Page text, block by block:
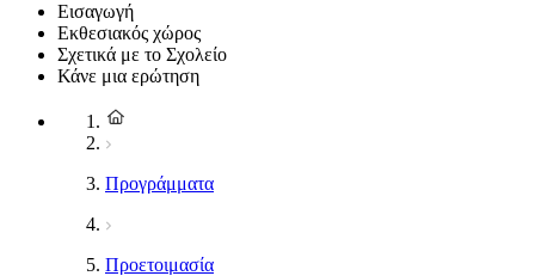
Εισαγωγή
Εκθεσιακός χώρος
Σχετικά με το Σχολείο
Κάνε μια ερώτηση
Προγράμματα
Προετοιμασία